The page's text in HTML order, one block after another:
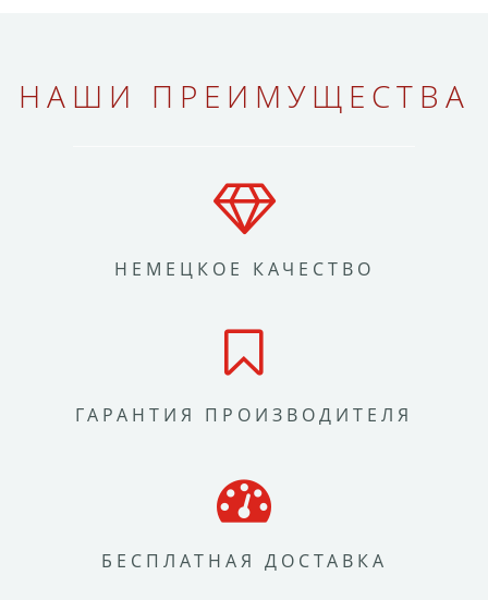
НАШИ ПРЕИМУЩЕСТВА
НЕМЕЦКОЕ КАЧЕСТВО
ГАРАНТИЯ ПРОИЗВОДИТЕЛЯ
БЕСПЛАТНАЯ ДОСТАВКА